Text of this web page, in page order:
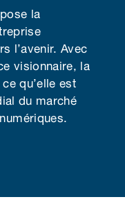
la
l’avenir. Avec
visionnaire, la
qu’elle est
du marché